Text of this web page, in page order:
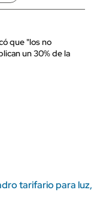
que "los no
un 30% de la
tarifario para luz,